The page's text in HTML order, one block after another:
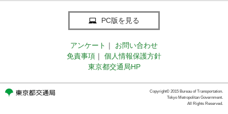
うスカイツリー駅前
PC版を見る
アンケート ｜
お問い合わせ
免責事項 ｜
個人情報保護方針
東京都交通局HP
Copyright© 2015 Bureau of Transportation.
Tokyo Metropolitan Government.
All Rights Reserved.